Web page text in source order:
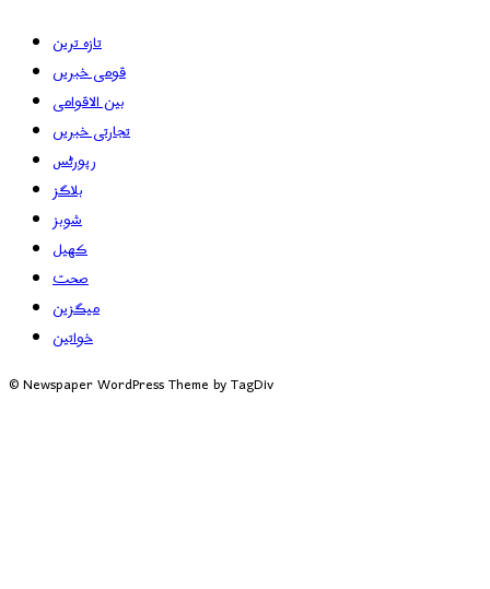
تازہ ترین
قومی خبریں
بین الاقوامی
تجارتی خبریں
رپورٹس
بلاگز
شوبز
کھیل
صحت
میگزین
خواتین
© Newspaper WordPress Theme by TagDiv